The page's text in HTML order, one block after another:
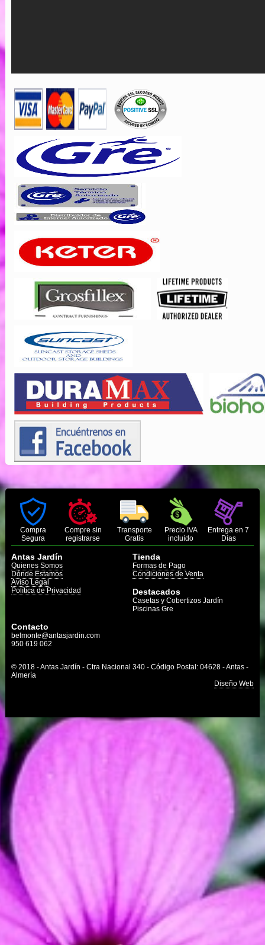
Compra
Segura
Compre sin
registrarse
Transporte
Gratis
Precio IVA
incluído
Entrega en 7
Días
Antas Jardín
Quienes Somos
Dónde Estamos
Aviso Legal
Política de Privacidad
Tienda
Formas de Pago
Condiciones de Venta
Destacados
Casetas y Cobertizos Jardín
Piscinas Gre
Contacto
belmonte@antasjardin.com
950 619 062
© 2018 - Antas Jardín - Ctra Nacional 340 - Código Postal: 04628 - Antas -
Almería
Diseño Web